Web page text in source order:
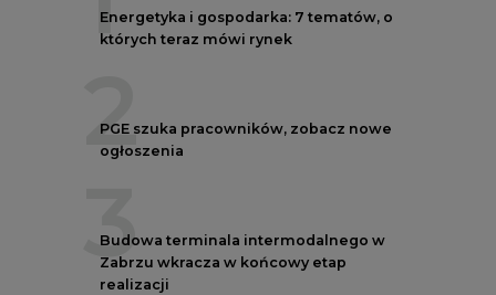
Energetyka i gospodarka: 7 tematów, o
których teraz mówi rynek
2
PGE szuka pracowników, zobacz nowe
ogłoszenia
3
Budowa terminala intermodalnego w
Zabrzu wkracza w końcowy etap
realizacji